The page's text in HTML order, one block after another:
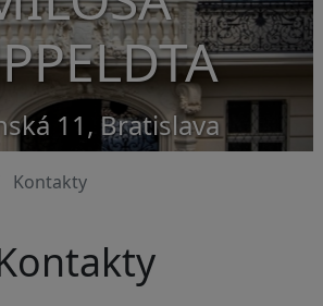
11, Bratislava
Kontakty